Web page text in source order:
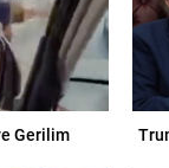
Gerilim